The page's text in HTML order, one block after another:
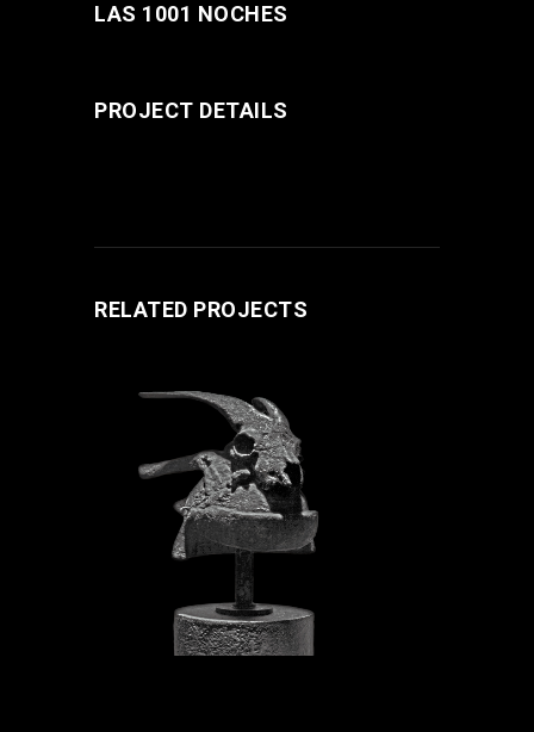
LAS 1001 NOCHES
PROJECT DETAILS
RELATED PROJECTS